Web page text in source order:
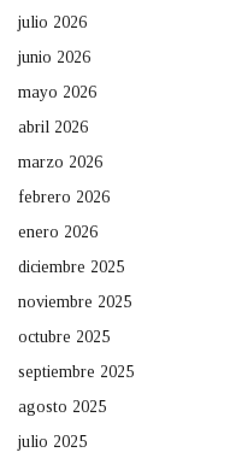
julio 2026
junio 2026
mayo 2026
abril 2026
marzo 2026
febrero 2026
enero 2026
diciembre 2025
noviembre 2025
octubre 2025
septiembre 2025
agosto 2025
julio 2025